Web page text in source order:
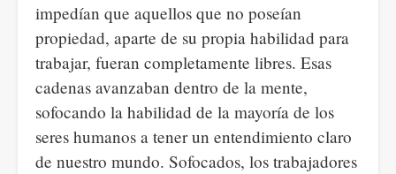
impedían que aquellos que no poseían
propiedad, aparte de su propia habilidad para
trabajar, fueran completamente libres. Esas
cadenas avanzaban dentro de la mente,
sofocando la habilidad de la mayoría de los
seres humanos a tener un entendimiento claro
de nuestro mundo. Sofocados, los trabajadores